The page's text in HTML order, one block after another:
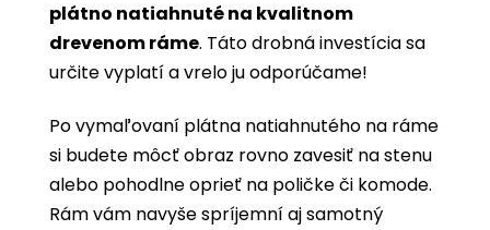
plátno natiahnuté na kvalitnom
drevenom ráme. Táto drobná investícia sa
určite vyplatí a vrelo ju odporúčame!
Po vymaľovaní plátna natiahnutého na ráme
si budete môcť obraz rovno zavesiť na stenu
alebo pohodlne oprieť na poličke či komode.
Rám vám navyše spríjemní aj samotný